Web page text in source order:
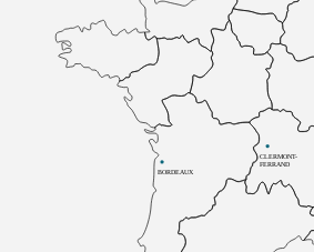
BORDEAUX
CLERMONT-
FERRAND